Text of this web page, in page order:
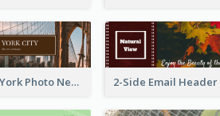
Brown New York Photo New York City Email Header